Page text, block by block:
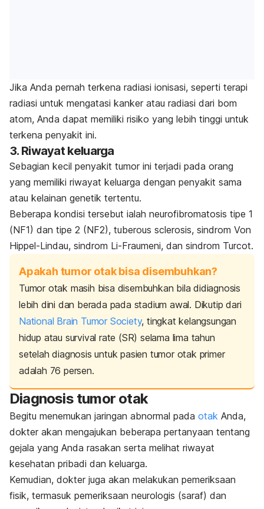
Jika Anda pernah terkena radiasi ionisasi, seperti terapi
radiasi untuk mengatasi kanker atau radiasi dari bom
atom, Anda dapat memiliki risiko yang lebih tinggi untuk
terkena penyakit ini.
3. Riwayat keluarga
Sebagian kecil penyakit tumor ini terjadi pada orang
yang memiliki riwayat keluarga dengan penyakit sama
atau kelainan genetik tertentu.
Beberapa kondisi tersebut ialah neurofibromatosis tipe 1
(NF1) dan tipe 2 (NF2), tuberous sclerosis, sindrom Von
Hippel-Lindau, sindrom Li-Fraumeni, dan sindrom Turcot.
Apakah tumor otak bisa disembuhkan?
Tumor otak masih bisa disembuhkan bila didiagnosis
lebih dini dan berada pada stadium awal. Dikutip dari
National Brain Tumor Society, tingkat kelangsungan
hidup atau survival rate (SR) selama lima tahun
setelah diagnosis untuk pasien tumor otak primer
adalah 76 persen.
Diagnosis tumor otak
Begitu menemukan jaringan abnormal pada otak Anda,
dokter akan mengajukan beberapa pertanyaan tentang
gejala yang Anda rasakan serta melihat riwayat
kesehatan pribadi dan keluarga.
Kemudian, dokter juga akan melakukan pemeriksaan
fisik, termasuk pemeriksaan neurologis (saraf) dan